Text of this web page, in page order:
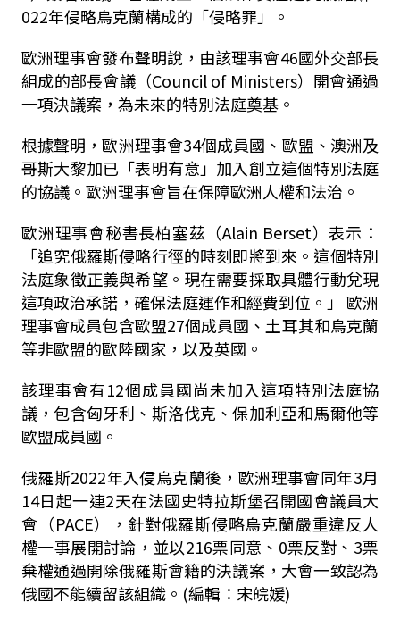
022年侵略烏克蘭構成的「侵略罪」。
歐洲理事會發布聲明說，由該理事會46國外交部長
組成的部長會議（Council of Ministers）開會通過
一項決議案，為未來的特別法庭奠基。
根據聲明，歐洲理事會34個成員國、歐盟、澳洲及
哥斯大黎加已「表明有意」加入創立這個特別法庭
的協議。歐洲理事會旨在保障歐洲人權和法治。
歐洲理事會秘書長柏塞茲（Alain Berset）表示：
「追究俄羅斯侵略行徑的時刻即將到來。這個特別
法庭象徵正義與希望。現在需要採取具體行動兌現
這項政治承諾，確保法庭運作和經費到位。」 歐洲
理事會成員包含歐盟27個成員國、土耳其和烏克蘭
等非歐盟的歐陸國家，以及英國。
該理事會有12個成員國尚未加入這項特別法庭協
議，包含匈牙利、斯洛伐克、保加利亞和馬爾他等
歐盟成員國。
俄羅斯2022年入侵烏克蘭後，歐洲理事會同年3月
14日起一連2天在法國史特拉斯堡召開國會議員大
會（PACE），針對俄羅斯侵略烏克蘭嚴重違反人
權一事展開討論，並以216票同意、0票反對、3票
棄權通過開除俄羅斯會籍的決議案，大會一致認為
俄國不能續留該組織。(編輯：宋皖媛)